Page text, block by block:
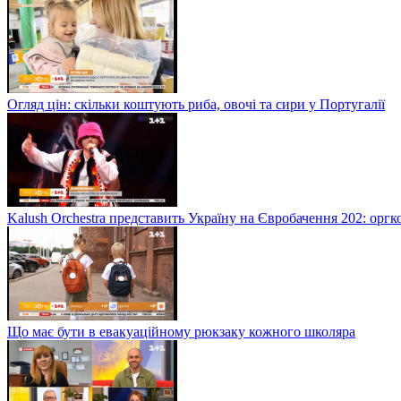
Огляд цін: скільки коштують риба, овочі та сири у Португалії
Kalush Orchestra представить Україну на Євробачення 202:
Що має бути в евакуаційному рюкзаку кожного школяра